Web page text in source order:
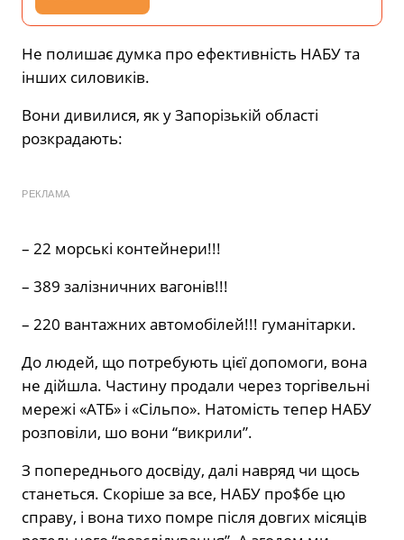
Не полишає думка про ефективність НАБУ та
інших силовиків.
Вони дивилися, як у Запорізькій області
розкрадають:
РЕКЛАМА
– 22 морські контейнери!!!
– 389 залізничних вагонів!!!
– 220 вантажних автомобілей!!! гуманітарки.
До людей, що потребують цієї допомоги, вона
не дійшла. Частину продали через торгівельні
мережі «АТБ» і «Сільпо». Натомість тепер НАБУ
розповіли, шо вони “викрили”.
З попереднього досвіду, далі навряд чи щось
станеться. Скоріше за все, НАБУ про$бе цю
справу, і вона тихо помре після довгих місяців